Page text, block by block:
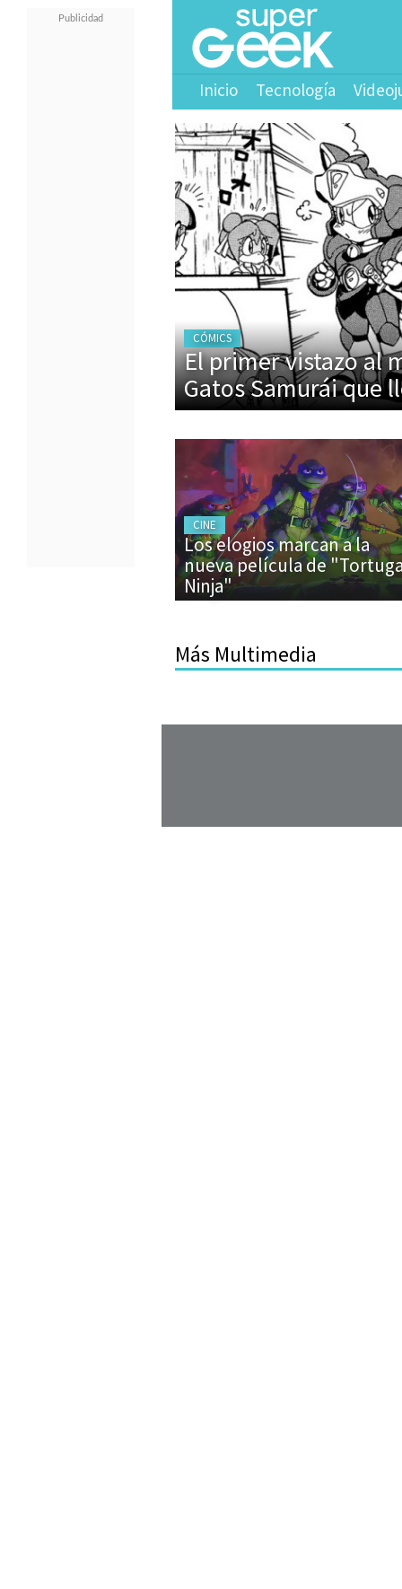
Inicio Tecnología
CÓMICS
El primer vistazo al
Gatos Samurái que
CINE
Los elogios marcan a la
nueva película de
Ninja"
Más Multimedia